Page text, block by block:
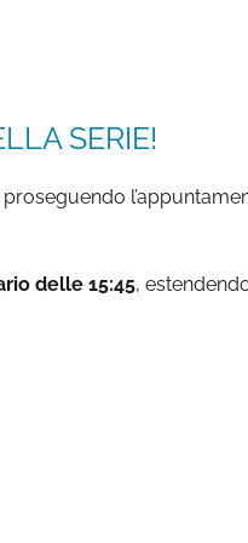
SERIE!
proseguendo
delle 15:45,